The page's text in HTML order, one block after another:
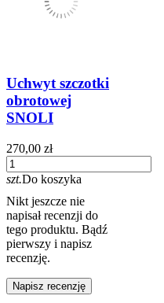
Uchwyt szczotki
obrotowej
SNOLI
270,00 zł
szt.Do koszyka
Nikt jeszcze nie
napisał recenzji do
tego produktu. Bądź
pierwszy i napisz
recenzję.
Napisz recenzję